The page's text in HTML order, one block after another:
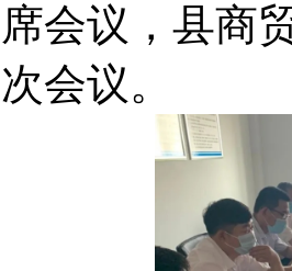
席会议，县商
次会议。